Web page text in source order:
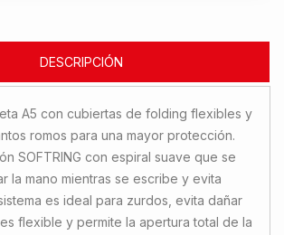
DESCRIPCIÓN
A5 con cubiertas de folding flexibles y
romos para una mayor protección.
SOFTRING con espiral suave que se
la mano mientras se escribe y evita
es ideal para zurdos, evita dañar
flexible y permite la apertura total de la